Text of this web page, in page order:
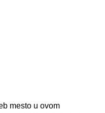
mesto u ovom